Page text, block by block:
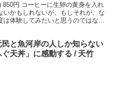
円 コーヒーに生卵の黄身を入れ
いかもしれないが、もしそれが、な
体験してみたいと思うのではない
民と魚河岸の人しか知らない
ぐ天丼」に感動する / 天竹